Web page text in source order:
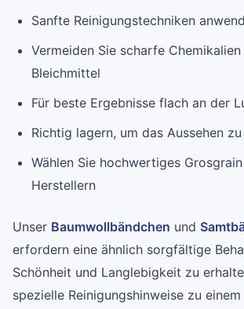
Sanfte Reinigungstechniken
Vermeiden Sie scharfe Chemikalien
Bleichmittel
Für beste Ergebnisse flach an der
Richtig lagern, um das Aussehen
Wählen Sie hochwertiges
Herstellern
Unser Baumwollbändchen und
erfordern eine ähnlich sorgfältige
Schönheit und Langlebigkeit zu
spezielle Reinigungshinweise zu